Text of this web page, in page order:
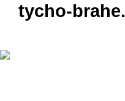
tycho-brahe.